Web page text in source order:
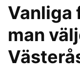
Vanliga
man